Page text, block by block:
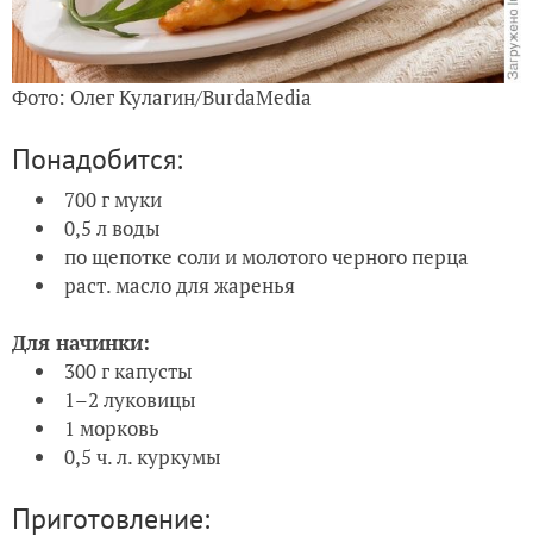
Фото: Олег Кулагин/BurdaMedia
Понадобится:
700 г муки
0,5 л воды
по щепотке соли и молотого черного перца
раст. масло для жаренья
Для начинки:
300 г капусты
1–2 луковицы
1 морковь
0,5 ч. л. куркумы
Приготовление: